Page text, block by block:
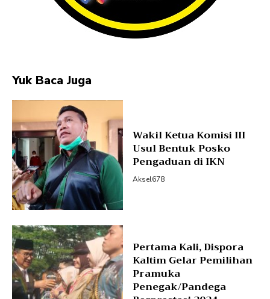
Yuk Baca Juga
Wakil Ketua Komisi III
Usul Bentuk Posko
Pengaduan di IKN
Aksel678
Pertama Kali, Dispora
Kaltim Gelar Pemilihan
Pramuka
Penegak/Pandega